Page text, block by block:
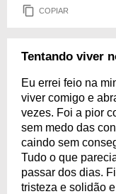
COPIAR
Tentando viver
Eu errei feio na
viver comigo e
vezes. Foi a pior
sem medo das
caindo sem
Tudo o que
passar dos dias.
tristeza e solidão